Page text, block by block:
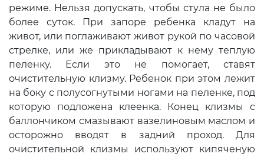
режиме. Нельзя допускать, чтобы стула не было
более суток. При запоре ребенка кладут на
живот, или поглаживают живот рукой по часовой
стрелке, или же прикладывают к нему теплую
пеленку. Если это не помогает, ставят
очистительную клизму. Ребенок при этом лежит
на боку с полусогнутыми ногами на пеленке, под
которую подложена клеенка. Конец клизмы с
баллончиком смазывают вазелиновым маслом и
осторожно вводят в задний проход. Для
очистительной клизмы используют кипяченую